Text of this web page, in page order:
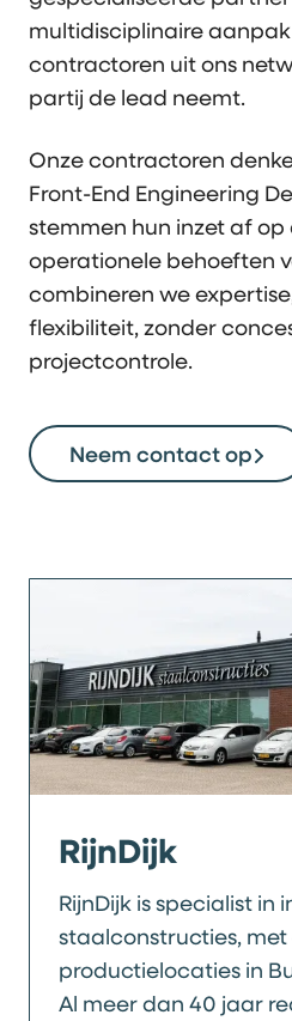
multidisciplinaire
contractoren uit ons
partij de lead neemt.
Onze contractoren
Front-End Engineering
stemmen hun inzet af
operationele behoeften
combineren we
flexibiliteit, zonder
projectcontrole.
Neem contact op
RijnDijk
RijnDijk is specialist in
staalconstructies, met
productielocaties in
Al meer dan 40 jaar